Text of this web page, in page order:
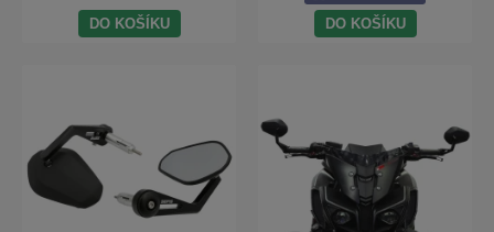
DO KOŠÍKU DO KOŠÍKU